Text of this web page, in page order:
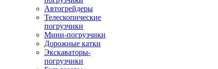
Автогрейдеры
Телескопические
погрузчики
Мини-погрузчики
Дорожные катки
Экскаваторы-
погрузчики